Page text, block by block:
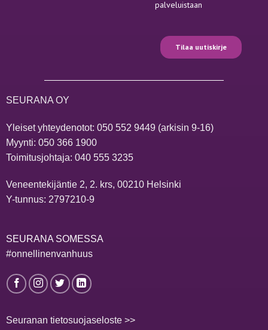
SEURANA OY
Yleiset yhteydenotot: 050 552 9449(arkisin 9-16)
Myynti: 050 366 1900
Toimitusjohtaja: 040 555 3235
Veneentekijäntie 2, 2. krs, 00210 Helsinki
Y-tunnus: 2797210-9
SEURANA SOMESSA
#onnellinenvanhuus
Seuranan tietosuojaseloste >>